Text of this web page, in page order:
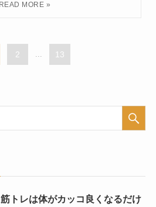
2 13
筋トレは体がカッコ良くなるだけ